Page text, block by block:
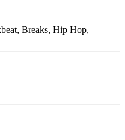
Breaks, Hip Hop,